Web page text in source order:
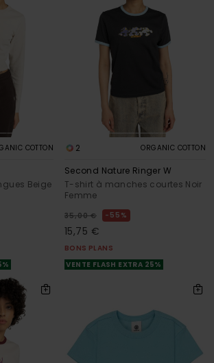
COTTON
Beige
2 ORGANIC COTTON
Second Nature Ringer W
T-shirt à manches courtes Noir
Femme
35,00 € 55%
15,75 €
BONS PLANS
VENTE FLASH EXTRA 25%